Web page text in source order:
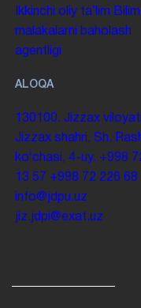
Ikkinchi oliy taʼlim
malakalarni baholash
agentligi
ALOQA
130100. Jizzax
Jizzax shahri, Sh.
koʻchasi, 4-uy. +998
13 57 +998 72 226 68
info@jdpu.uz
jiz.jdpi@exat.uz